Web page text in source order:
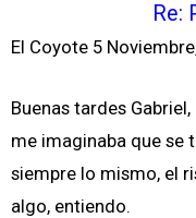
Re:
El Coyote 5
Buenas tardes
me imaginaba que se
siempre lo mismo, el
algo, entiendo.